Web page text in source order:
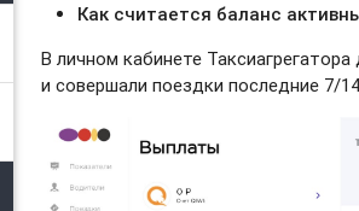
Как считается баланс
В личном кабинете
и совершали поездки последние 7/